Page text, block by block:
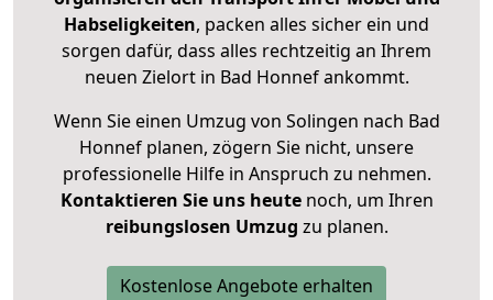
Habseligkeiten, packen alles sicher ein und
sorgen dafür, dass alles rechtzeitig an Ihrem
neuen Zielort in Bad Honnef ankommt.
Wenn Sie einen Umzug von Solingen nach Bad
Honnef planen, zögern Sie nicht, unsere
professionelle Hilfe in Anspruch zu nehmen.
Kontaktieren Sie uns heutenoch, um Ihren
reibungslosen Umzug zu planen.
Kostenlose Angebote erhalten